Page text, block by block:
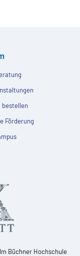
bestellen
Förderung
Büchner Hochschule